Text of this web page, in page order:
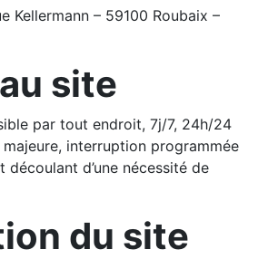
Kellermann – 59100 Roubaix –
site
par tout endroit, 7j/7, 24h/24
interruption programmée
d’une nécessité de
du site